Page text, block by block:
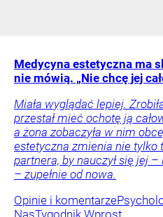
Medycyna estetyczna ma
nie mówią. „Nie chcę jej
Miała wyglądać lepiej.
przestał mieć ochotę ją
a żona zobaczyła w nim
estetyczna zmienia nie tylko
partnera, by nauczył się jej
– zupełnie od nowa.
Opinie i komentarze